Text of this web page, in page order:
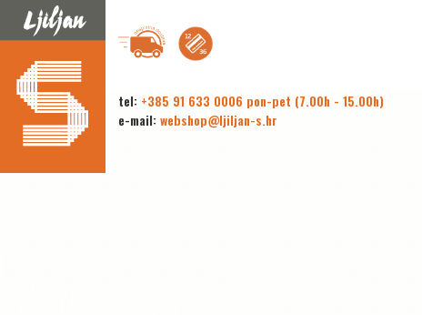
tel: +385 91 633 0006 pon-pet (7.00h - 15.00h)
e-mail: webshop@ljiljan-s.hr